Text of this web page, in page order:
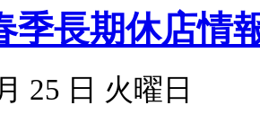
季長期休店情
25 日 火曜日